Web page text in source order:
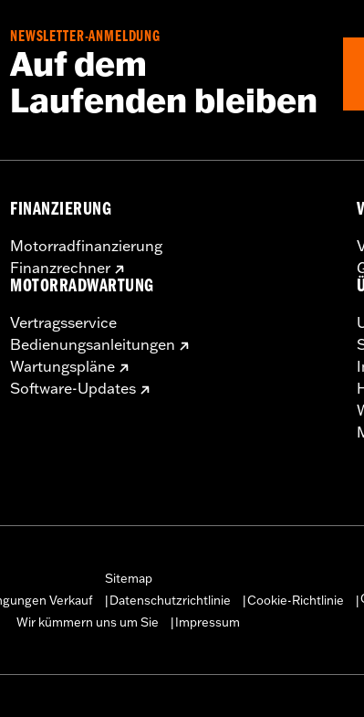
NEWSLETTER-ANMELDUNG
Auf dem
Laufenden bleiben
FINANZIERUNG
Motorradfinanzierung
Finanzrechner
MOTORRADWARTUNG
Vertragsservice
Bedienungsanleitungen
Wartungspläne
Software-Updates
Sitemap
Verkauf Datenschutzrichtlinie Cookie-Richtlinie
Wir kümmern uns um Sie
Impressum